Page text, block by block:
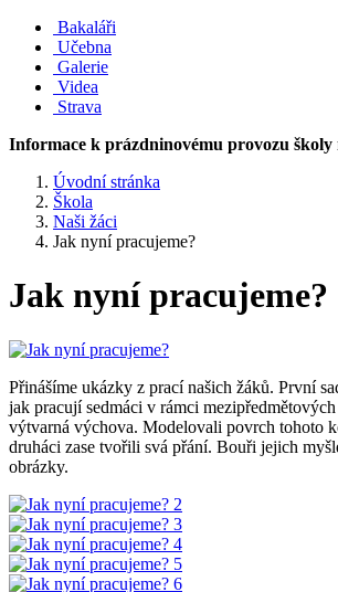
Bakaláři
Učebna
Galerie
Videa
Strava
Informace k prázdninovému provozu školy
Úvodní stránka
Škola
Naši žáci
Jak nyní pracujeme?
Jak nyní pracujeme?
Přinášíme ukázky z prací našich žáků. První
jak pracují sedmáci v rámci
výtvarná výchova. Modelovali povrch tohoto
druháci zase tvořili svá přání. Bouři jejich
obrázky.